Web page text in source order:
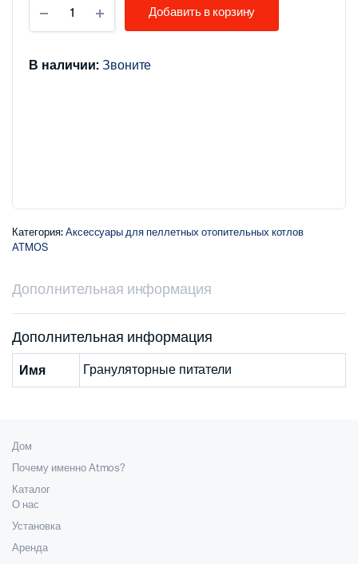
податчик
гранул
DA1500,
Добавить в корзину
В наличии: Звоните
Категория: Аксессуары для пеллетных отопительных котлов
ATMOS
Дополнительная информация
Дополнительная информация
Имя Грануляторные питатели
Дом
Почему именно Atmos?
Каталог
О нас
Установка
Аренда